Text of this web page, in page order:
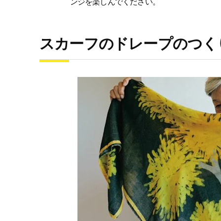
ンジを楽しんでください。
スカーフのドレープのつく